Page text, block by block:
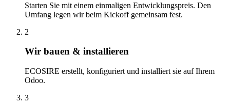
Starten Sie mit einem einmaligen Entwicklungspreis. Den
Umfang legen wir beim Kickoff gemeinsam fest.
2
Wir bauen & installieren
ECOSIRE erstellt, konfiguriert und installiert sie auf Ihrem
Odoo.
3